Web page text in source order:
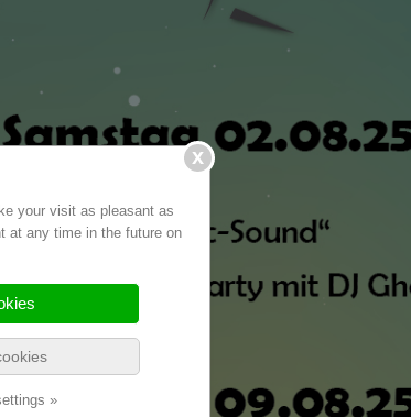
your visit as pleasant as
at any time in the future on
»